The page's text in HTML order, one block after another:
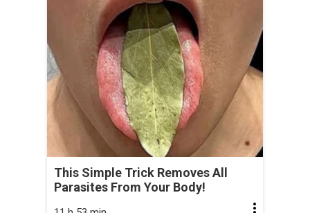
This Simple Trick Removes All
Parasites From Your Body!